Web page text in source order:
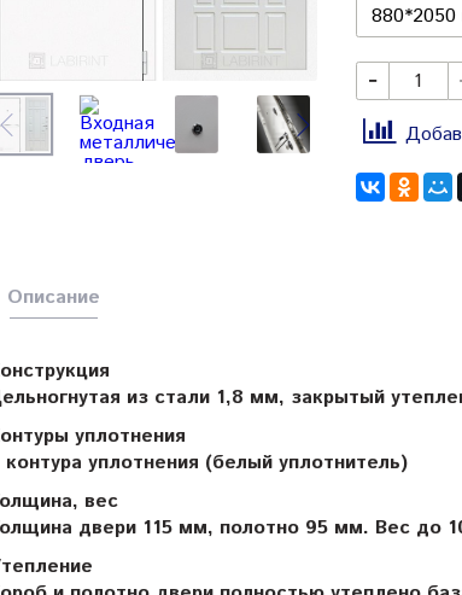
Описание
из стали 1,8 мм, закрытый
уплотнения
контура уплотнения (белый уплотнитель)
вес
двери 115 мм, полотно 95 мм. Вес до